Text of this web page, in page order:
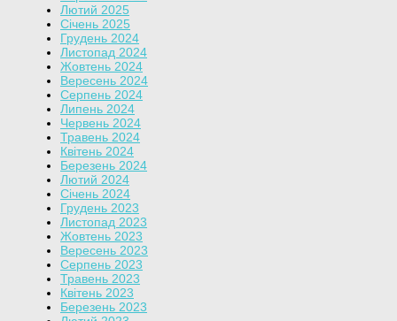
Лютий 2025
Січень 2025
Грудень 2024
Листопад 2024
Жовтень 2024
Вересень 2024
Серпень 2024
Липень 2024
Червень 2024
Травень 2024
Квітень 2024
Березень 2024
Лютий 2024
Січень 2024
Грудень 2023
Листопад 2023
Жовтень 2023
Вересень 2023
Серпень 2023
Травень 2023
Квітень 2023
Березень 2023